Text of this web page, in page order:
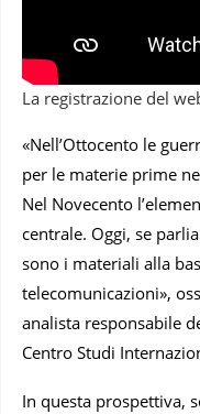
La registrazione del
«Nell’Ottocento le
per le materie prime
Nel Novecento
centrale. Oggi, se
sono i materiali alla
telecomunicazioni»,
analista responsabile
Centro Studi
In questa prospettiva,